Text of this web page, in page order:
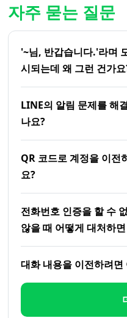
자주 묻는 질문
'~님, 반갑습니다.'라며
시되는데 왜 그런 건가
LINE의 알림 문제를 해
나요?
QR 코드로 계정을 이전
요?
전화번호 인증을 할 수
않을 때 어떻게 대처하
대화 내용을 이전하려